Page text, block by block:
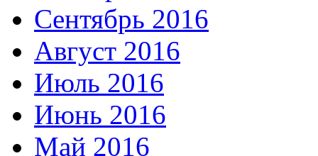
Сентябрь 2016
Август 2016
Июль 2016
Июнь 2016
Май 2016